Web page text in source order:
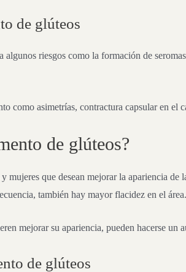
de glúteos
riesgos como la formación de
como asimetrías, contractura capsular en el
de glúteos?
mujeres que desean mejorar la apariencia
también hay mayor flacidez en el área.
mejorar su apariencia, pueden hacerse
de glúteos